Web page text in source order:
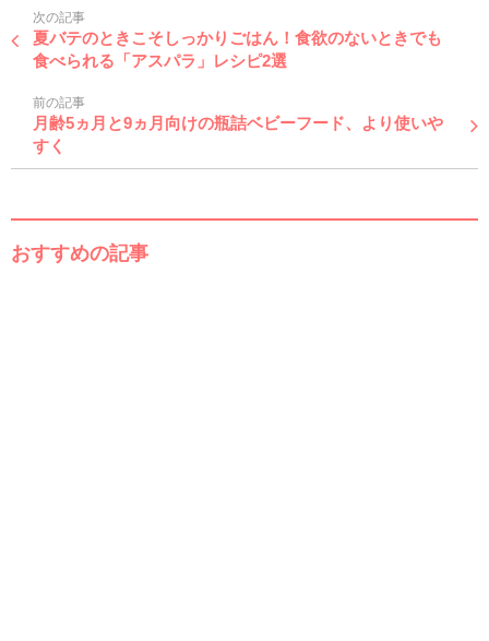
次の記事
夏バテのときこそしっかりごはん！食欲のないときでも
食べられる「アスパラ」レシピ2選
前の記事
月齢5ヵ月と9ヵ月向けの瓶詰ベビーフード、より使いや
すく
おすすめの記事